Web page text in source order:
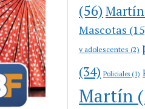
(56)
Mascotas
y adolescentes (2)
(34) Policiales (1)
Martín